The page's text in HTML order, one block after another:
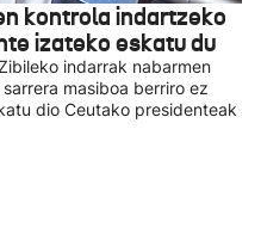
kontrola indartzeko
izateko eskatu du
indarrak nabarmen
masiboa berriro ez
dio Ceutako presidenteak